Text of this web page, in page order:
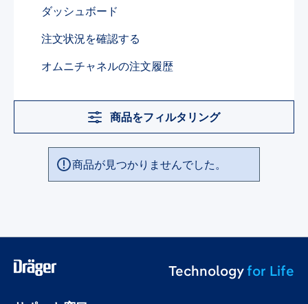
ダッシュボード
注文状況を確認する
オムニチャネルの注文履歴
商品をフィルタリング
商品が見つかりませんでした。
Technologyfor Life